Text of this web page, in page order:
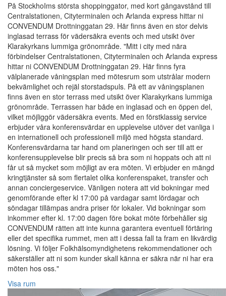
På StockhoIms största shoppinggator, med kort gångavstånd till
Centralstationen, Cityterminalen och Arlanda express hittar ni
CONVENDUM Drottninggatan 29. Här finns även en stor delvis
inglasad terrass för vädersäkra events och med utsikt över
Klarakyrkans lummiga grönområde. "Mitt i city med nära
förbindelser Centralstationen, Cityterminalen och Arlanda express
hittar ni CONVENDUM Drottninggatan 29. Här finns fyra
välplanerade våningsplan med mötesrum som utstrålar modern
bekvämlighet och rejäl storstadspuls. På ett av våningsplanen
finns även en stor terrass med utsikt över Klarakyrkans lummiga
grönområde. Terrassen har både en inglasad och en öppen del,
vilket möjliggör vädersäkra events. Med en förstklassig service
erbjuder våra konferensvärdar en upplevelse utöver det vanliga i
en internationell och professionell miljö med högsta standard.
Konferensvärdarna tar hand om planeringen och ser till att er
konferensupplevelse blir precis så bra som ni hoppats och att ni
får ut så mycket som möjligt av era möten. Vi erbjuder en mängd
kringtjänster så som flertalet olika konferenspaket, transfer och
annan conciergeservice. Vänligen notera att vid bokningar med
genomförande efter kl 17:00 på vardagar samt lördagar och
söndagar tillämpas andra priser för lokaler. Vid bokningar som
inkommer efter kl. 17:00 dagen före bokat möte förbehåller sig
CONVENDUM rätten att inte kunna garantera eventuell förtäring
eller det specifika rummet, men att i dessa fall ta fram en likvärdig
lösning. Vi följer Folkhälsomyndighetens rekommendationer och
säkerställer att ni som kunder skall känna er säkra när ni har era
möten hos oss."
Visa rum